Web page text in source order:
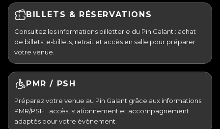
BILLETS & RÉSERVATIONS
Consultez les informations billetterie du Pin Galant : achat
de billets, e-billets, retrait et accès en salle pour préparer
votre venue.
PMR / PSH
Préparez votre venue au Pin Galant grâce aux informations
PMR/PSH : accès, stationnement et accompagnement
adaptés pour votre événement.